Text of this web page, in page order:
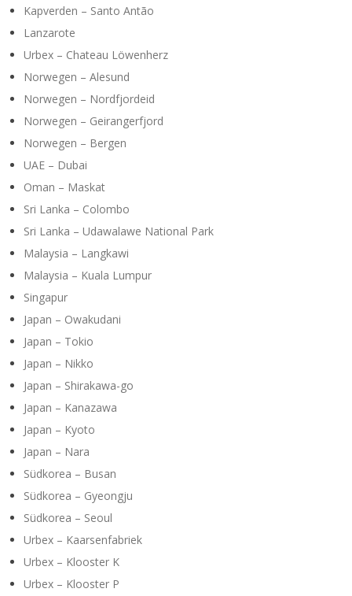
Kapverden – Santo Antão
Lanzarote
Urbex – Chateau Löwenherz
Norwegen – Alesund
Norwegen – Nordfjordeid
Norwegen – Geirangerfjord
Norwegen – Bergen
UAE – Dubai
Oman – Maskat
Sri Lanka – Colombo
Sri Lanka – Udawalawe National Park
Malaysia – Langkawi
Malaysia – Kuala Lumpur
Singapur
Japan – Owakudani
Japan – Tokio
Japan – Nikko
Japan – Shirakawa-go
Japan – Kanazawa
Japan – Kyoto
Japan – Nara
Südkorea – Busan
Südkorea – Gyeongju
Südkorea – Seoul
Urbex – Kaarsenfabriek
Urbex – Klooster K
Urbex – Klooster P